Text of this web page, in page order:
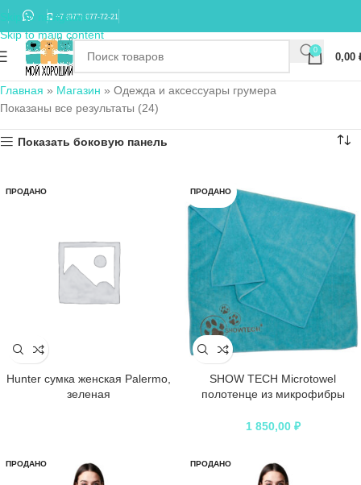
Skip to navigation
Skip to main content
+7 (977) 677-72-21
0
0,00
Главная » Магазин » Одежда и аксессуары грумера
Показаны все результаты (24)
Показать боковую панель
ПРОДАНО
Hunter сумка женская Palermo,
зеленая
ПРОДАНО
SHOW TECH Microtowel
полотенце из микрофибры
1 850,00 ₽
ПРОДАНО ПРОДАНО